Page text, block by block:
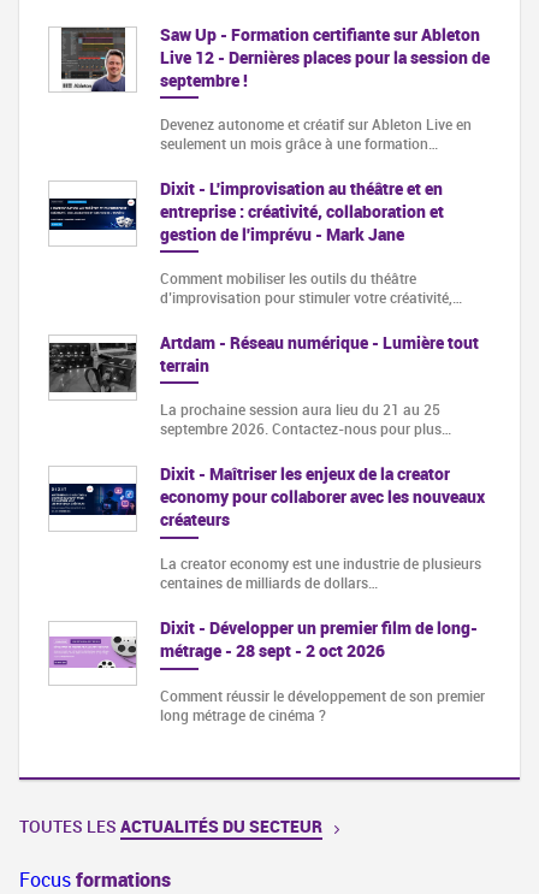
Saw Up - Formation certifiante sur Ableton
Live 12 - Dernières places pour la session de
septembre !
Devenez autonome et créatif sur Ableton Live en
seulement un mois grâce à une formation…
Dixit - L'improvisation au théâtre et en
entreprise : créativité, collaboration et
gestion de l'imprévu - Mark Jane
Comment mobiliser les outils du théâtre
d’improvisation pour stimuler votre créativité,…
Artdam - Réseau numérique - Lumière tout
terrain
La prochaine session aura lieu du 21 au 25
septembre 2026. Contactez-nous pour plus…
Dixit - Maîtriser les enjeux de la creator
economy pour collaborer avec les nouveaux
créateurs
La creator economy est une industrie de plusieurs
centaines de milliards de dollars…
Dixit - Développer un premier film de long-
métrage - 28 sept - 2 oct 2026
Comment réussir le développement de son premier
long métrage de cinéma ?
TOUTES LES ACTUALITÉS DU SECTEUR
Focusformations